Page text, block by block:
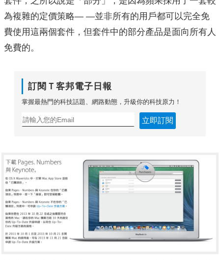
為複雜的定價策略— —並非所有的用戶都可以完全免
費使用這兩個套件，但套件中的部分產品是面向所有人
免費的。
訂閱Ｔ客邦電子日報
掌握最熱門的科技話題、網路動態，升級你的科技原力！
立即訂閱